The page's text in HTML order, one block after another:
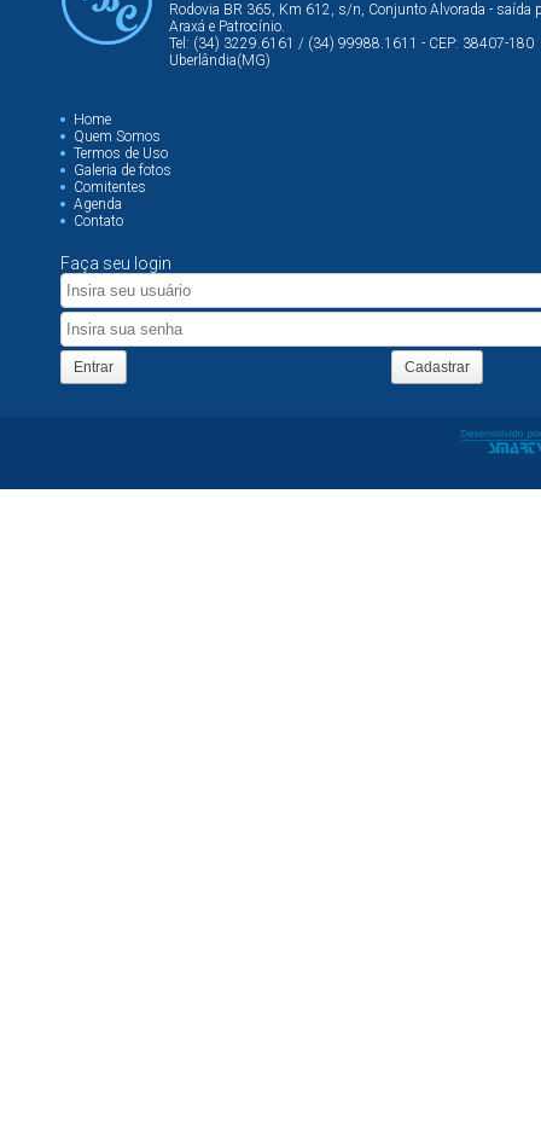
Rodovia BR 365, Km 612, s/n, Conjunto Alvorada - saída
Araxá e Patrocínio.
Tel: (34) 3229.6161 / (34) 99988.1611 - CEP: 38407-180
Uberlândia(MG)
Home
Quem Somos
Termos de Uso
Galeria de fotos
Comitentes
Agenda
Contato
Faça seu login
Entrar Cadastrar